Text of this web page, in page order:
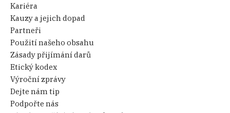
Kariéra
Kauzy a jejich dopad
Partneři
Použití našeho obsahu
Zásady přijímání darů
Etický kodex
Výroční zprávy
Dejte nám tip
Podpořte nás